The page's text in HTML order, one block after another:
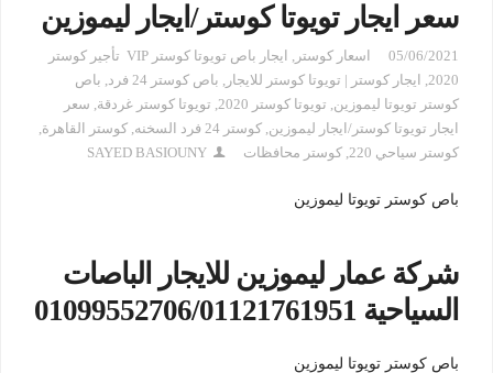
سعر ايجار تويوتا كوستر/ايجار ليموزين
05/06/2021 اسعار كوستر ,
ايجار باص تويوتا كوستر VIP تأجير كوستر
2020
, ايجار كوستر | تويوتا كوستر للايجار , باص كوستر 24 فرد , باص
كوستر تويوتا ليموزين, تويوتا كوستر 2020 , تويوتا كوستر غردقة, سعر
ايجار تويوتا كوستر/ايجار ليموزين, كوستر 24 فرد السخنه , كوستر القاهرة,
كوستر سياحي 220
, كوستر محافظات SAYED BASIOUNY
باص كوستر تويوتا ليموزين
شركة عمار ليموزين للايجار الباصات
السياحية 01099552706/01121761951
باص كوستر تويوتا ليموزين